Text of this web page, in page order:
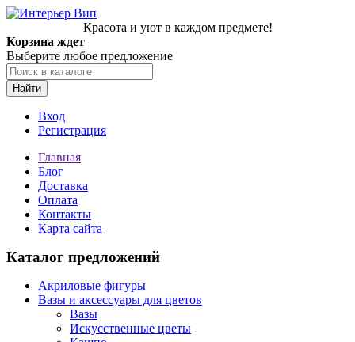
Красота и уют в каждом предмете!
Корзина ждет
Выберите любое предложение
Найти
Вход
Регистрация
Главная
Блог
Доставка
Оплата
Контакты
Карта сайта
Каталог предложений
Акриловые фигуры
Вазы и аксессуары для цветов
Вазы
Искусственные цветы